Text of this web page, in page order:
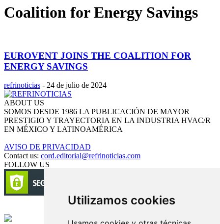
Utilizamos cookies
Coalition for Energy Savings
EUROVENT JOINS THE COALITION FOR
ENERGY SAVINGS
refrinoticias - 24 de julio de 2024
ABOUT US
SOMOS DESDE 1986 LA PUBLICACIÓN DE MAYOR
PRESTIGIO Y TRAYECTORIA EN LA INDUSTRIA HVAC/R
EN MÉXICO Y LATINOAMÉRICA
AVISO DE PRIVACIDAD
Contact us: cord.editorial@refrinoticias.com
FOLLOW US